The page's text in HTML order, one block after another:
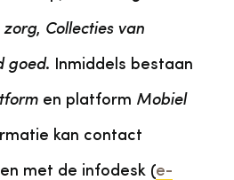
zorg, Collecties van
goed. Inmiddels bestaan
en platform Mobiel
kan contact
met de infodesk (e-